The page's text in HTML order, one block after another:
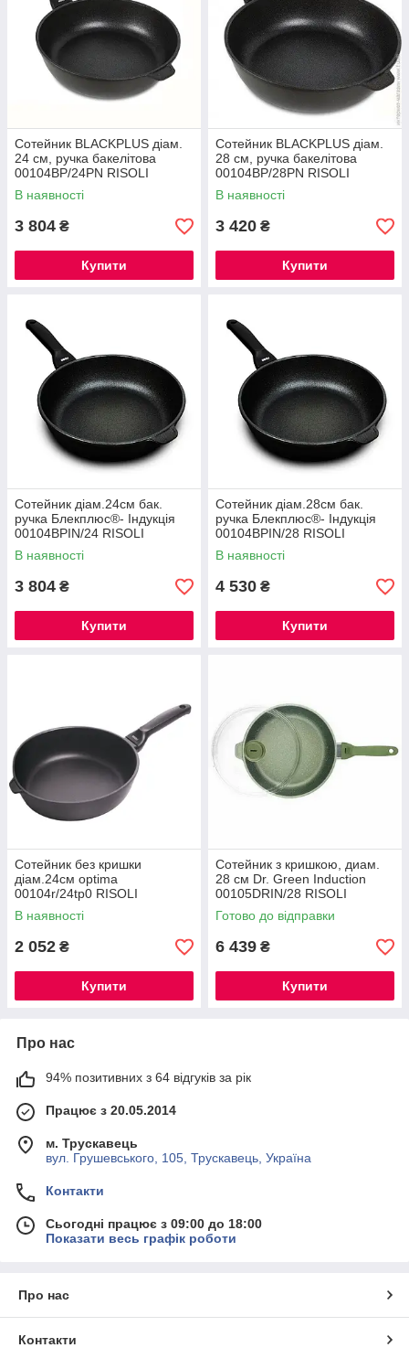
Сотейник BLACKPLUS діам.
24 см, ручка бакелітова
00104BP/24PN RISOLI
В наявності
3 804 ₴
Купити
Сотейник BLACKPLUS діам.
28 см, ручка бакелітова
00104BP/28PN RISOLI
В наявності
3 420 ₴
Купити
Сотейник діам.24см бак.
ручка Блекплюс®- Індукція
00104BPIN/24 RISOLI
В наявності
3 804 ₴
Купити
Сотейник діам.28см бак.
ручка Блекплюс®- Індукція
00104BPIN/28 RISOLI
В наявності
4 530 ₴
Купити
Сотейник без кришки
діам.24см optima
00104r/24tp0 RISOLI
В наявності
2 052 ₴
Купити
Сотейник з кришкою, диам.
28 см Dr. Green Induction
00105DRIN/28 RISOLI
Готово до відправки
6 439 ₴
Купити
Про нас
94% позитивних з 64 відгуків за рік
Працює з 20.05.2014
м. Трускавець
вул. Грушевського, 105, Трускавець, Україна
Контакти
Сьогодні працює з 09:00 до 18:00
Показати весь графік роботи
Про нас
Контакти